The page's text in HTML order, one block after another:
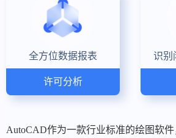
全方位数据报表
许可分析
识别
AutoCAD作为一款行业标准的绘图软